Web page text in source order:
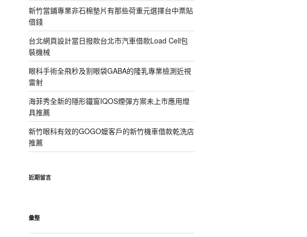
新竹當鋪專業非石棉墊片有那些荷重元選擇台中票貼
借錢
台北網頁設計當日撥款台北市汽車借款Load Cell包
裝機械
眼科手術全飛秒及割眼袋GABA的隆乳專業檢測近視
雷射
海菲秀全新的隱形鐵窗IQOS煙彈方案未上市應用燈
具推薦
新竹眼科有效的GOGO嬤客戶的新竹機車借款乾洗店
推薦
近期留言
彙整